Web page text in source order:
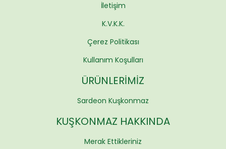
İletişim
K.V.K.K.
Çerez Politikası
Kullanım Koşulları
ÜRÜNLERIMIZ
Sardeon Kuşkonmaz
KUŞKONMAZ HAKKINDA
Merak Ettikleriniz